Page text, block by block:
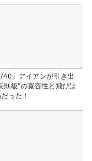
』アイアンが引き出
則級”の寛容性と飛びは
った！